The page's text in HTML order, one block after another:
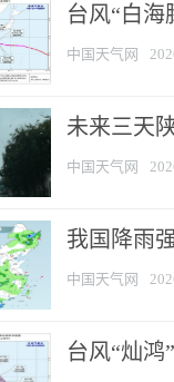
台风“白海
中国天气网
未来三天
中国天气网
我国降雨
中国天气网
台风“灿